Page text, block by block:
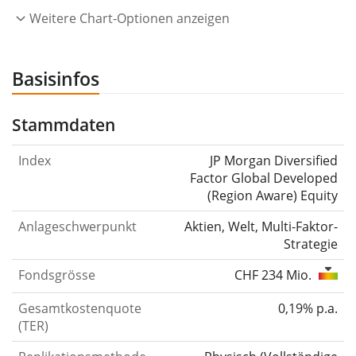
Weitere Chart-Optionen anzeigen
Basisinfos
Stammdaten
Index
JP Morgan Diversified
Factor Global Developed
(Region Aware) Equity
Anlageschwerpunkt
Aktien, Welt, Multi-Faktor-
Strategie
Fondsgrösse
CHF 234 Mio.
Gesamtkostenquote
(TER)
0,19% p.a.